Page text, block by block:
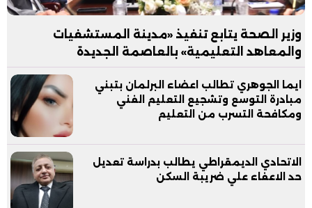
وزير الصحة يتابع تنفيذ «مدينة المستشفيات
والمعاهد التعليمية» بالعاصمة الجديدة
ايما الجوهري تطالب اعضاء البرلمان بتبني
مبادرة التوسع وتشجيع التعليم الفني
ومكافحة التسرب من التعليم
الاتحادي الديمقراطي يطالب بدراسة تعديل
حد الاعفاء علي ضريبة السكن